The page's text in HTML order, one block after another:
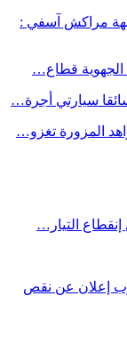
بجهة مراكش آسفي :
الجهوية قطاع…
سيارتي أجرة…
المزورة تغزو…
التيار…
إعلان عن نقص